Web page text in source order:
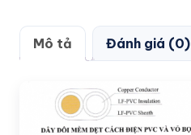
Mô tả Đánh giá (0)